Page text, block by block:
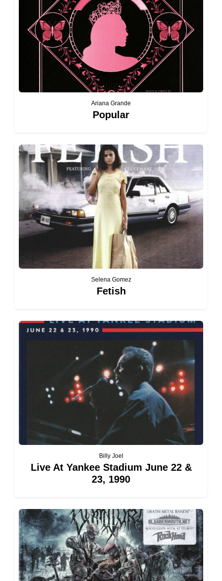
Ariana Grande
Popular
Selena Gomez
Fetish
Billy Joel
Live At Yankee Stadium June 22 &
23, 1990